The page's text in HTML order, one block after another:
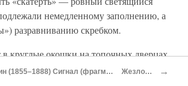
немедленному заполнению, а
разравниванию скребком.
круглые окошки на топочных дверцах,
чтобы лишний раз дверцы не
Всеволод Гаршин (1855–1888) Сигнал (фрагмент) Жезловка →